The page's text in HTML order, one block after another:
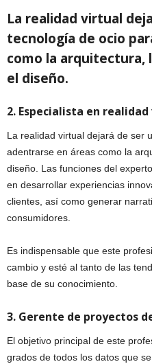
La realidad virtual
tecnología de ocio
como la arquitectura,
el diseño.
2. Especialista en
La realidad virtual dejará de ser
adentrarse en áreas como la
diseño. Las funciones del
en desarrollar experiencias
clientes, así como generar
consumidores.
Es indispensable que este
cambio y esté al tanto de las
base de su conocimiento.
3. Gerente de proyectos
El objetivo principal de este
grados de todos los datos que